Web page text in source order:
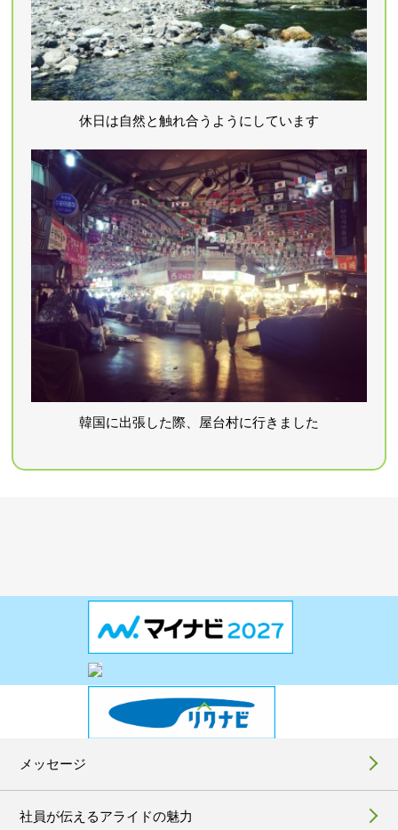
休日は自然と触れ合うようにしています
韓国に出張した際、屋台村に行きました
メッセージ
社員が伝えるアライドの魅力